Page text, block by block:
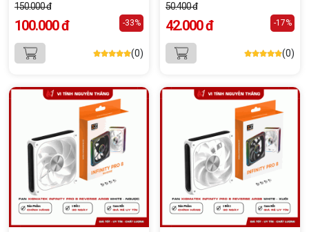
150.000 đ
100.000 đ -33%
(0)
50.400 đ
42.000 đ -17%
(0)